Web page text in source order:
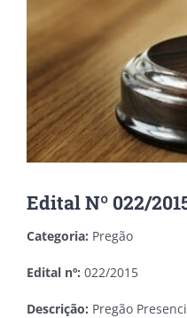
Edital Nº 022/
Categoria: Pregão
Edital nº: 022/2015
Descrição: Pregão